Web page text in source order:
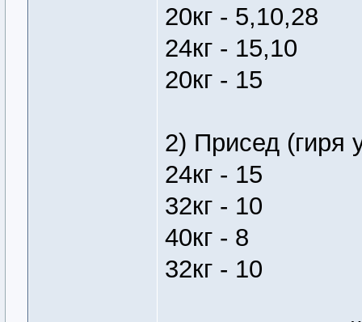
20кг - 5,10,28
24кг - 15,10
20кг - 15
2) Присед (гиря
24кг - 15
32кг - 10
40кг - 8
32кг - 10